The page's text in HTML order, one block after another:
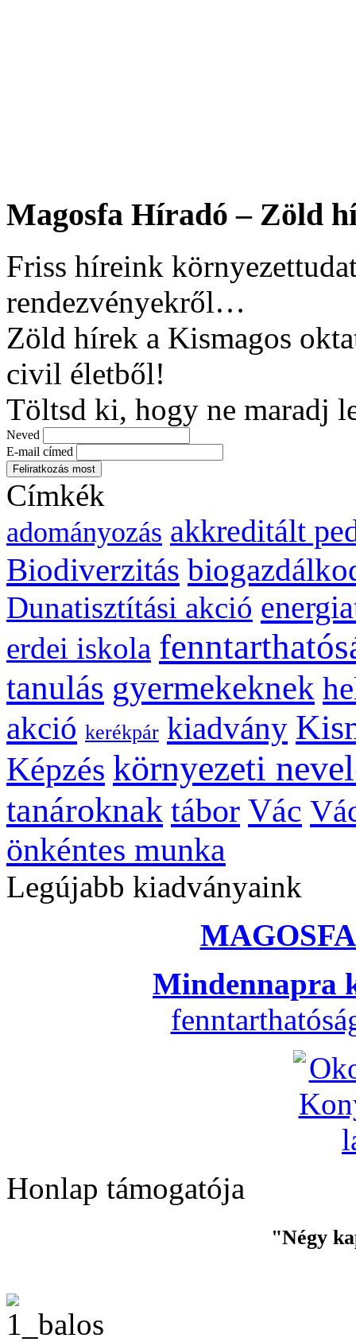
Magosfa Híradó – Zöld
Friss híreink
rendezvényekről…
Zöld hírek a Kismagos
civil életből!
Töltsd ki, hogy ne maradj
Neved
E-mail címed
Címkék
adományozás akkreditált
Biodiverzitás
Dunatisztítási akció
erdei iskola
tanulás gyermekeknek
akció kerékpár kiadvány
Képzés környezeti
tanároknak tábor Vác
önkéntes munka
Legújabb kiadványaink
Mindennapra
Honlap támogatója
"Négy